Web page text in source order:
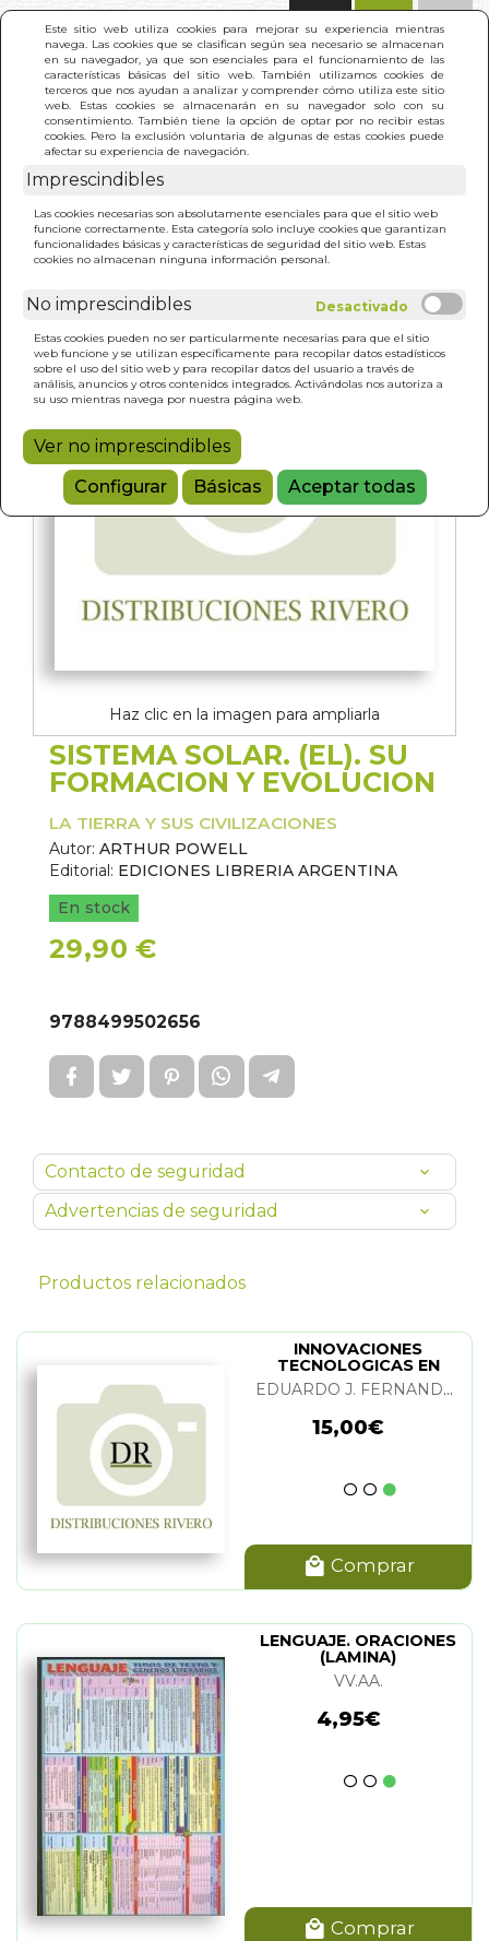
Este sitio web utiliza cookies para mejorar su experiencia mientras
navega. Las cookies que se clasifican según sea necesario se almacenan
en su navegador, ya que son esenciales para el funcionamiento de las
características básicas del sitio web. También utilizamos cookies de
terceros que nos ayudan a analizar y comprender cómo utiliza este sitio
web. Estas cookies se almacenarán en su navegador solo con su
consentimiento. También tiene la opción de optar por no recibir estas
cookies. Pero la exclusión voluntaria de algunas de estas cookies puede
afectar su experiencia de navegación.
Imprescindibles
Las cookies necesarias son absolutamente esenciales para que el sitio web
funcione correctamente. Esta categoría solo incluye cookies que garantizan
funcionalidades básicas y características de seguridad del sitio web. Estas
cookies no almacenan ninguna información personal.
No imprescindibles
Estas cookies pueden no ser particularmente necesarias para que el sitio
web funcione y se utilizan específicamente para recopilar datos estadísticos
sobre el uso del sitio web y para recopilar datos del usuario a través de
análisis, anuncios y otros contenidos integrados. Activándolas nos autoriza a
su uso mientras navega por nuestra página web.
Ver no imprescindibles
Configurar
Básicas Aceptar todas
INICIO >
EVOLUCION
Haz clic en la imagen para ampliarla
SISTEMA SOLAR. (EL). SU
FORMACION Y EVOLUCION
LA TIERRA Y SUS CIVILIZACIONES
Autor: ARTHUR POWELL
Editorial: EDICIONES LIBRERIA ARGENTINA
En stock
29,90 €
9788499502656
Contacto de seguridad
Advertencias de seguridad
Productos relacionados
INNOVACIONES
TECNOLOGICAS EN
CULTIVOS DE
INVERNADERO
EDUARDO J. FERNANDEZ RODRIGUEZ
15,00€
Comprar
LENGUAJE. ORACIONES
(LAMINA)
VV.AA.
4,95€
Comprar